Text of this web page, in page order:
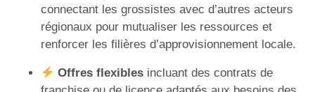
connectant les grossistes avec d’autres acteurs
régionaux pour mutualiser les ressources et
renforcer les filières d’approvisionnement locale.
Offres flexibles incluant des contrats de